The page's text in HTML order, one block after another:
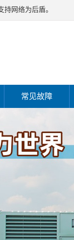
网络为后盾。
常见故障